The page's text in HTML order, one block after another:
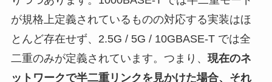
が規格上定義されているものの対応する実装はほ
とんど存在せず、2.5G / 5G / 10GBASE-T では全
二重のみが定義されています。つまり、 現在のネ
ットワークで半二重リンクを見かけた場合、それ